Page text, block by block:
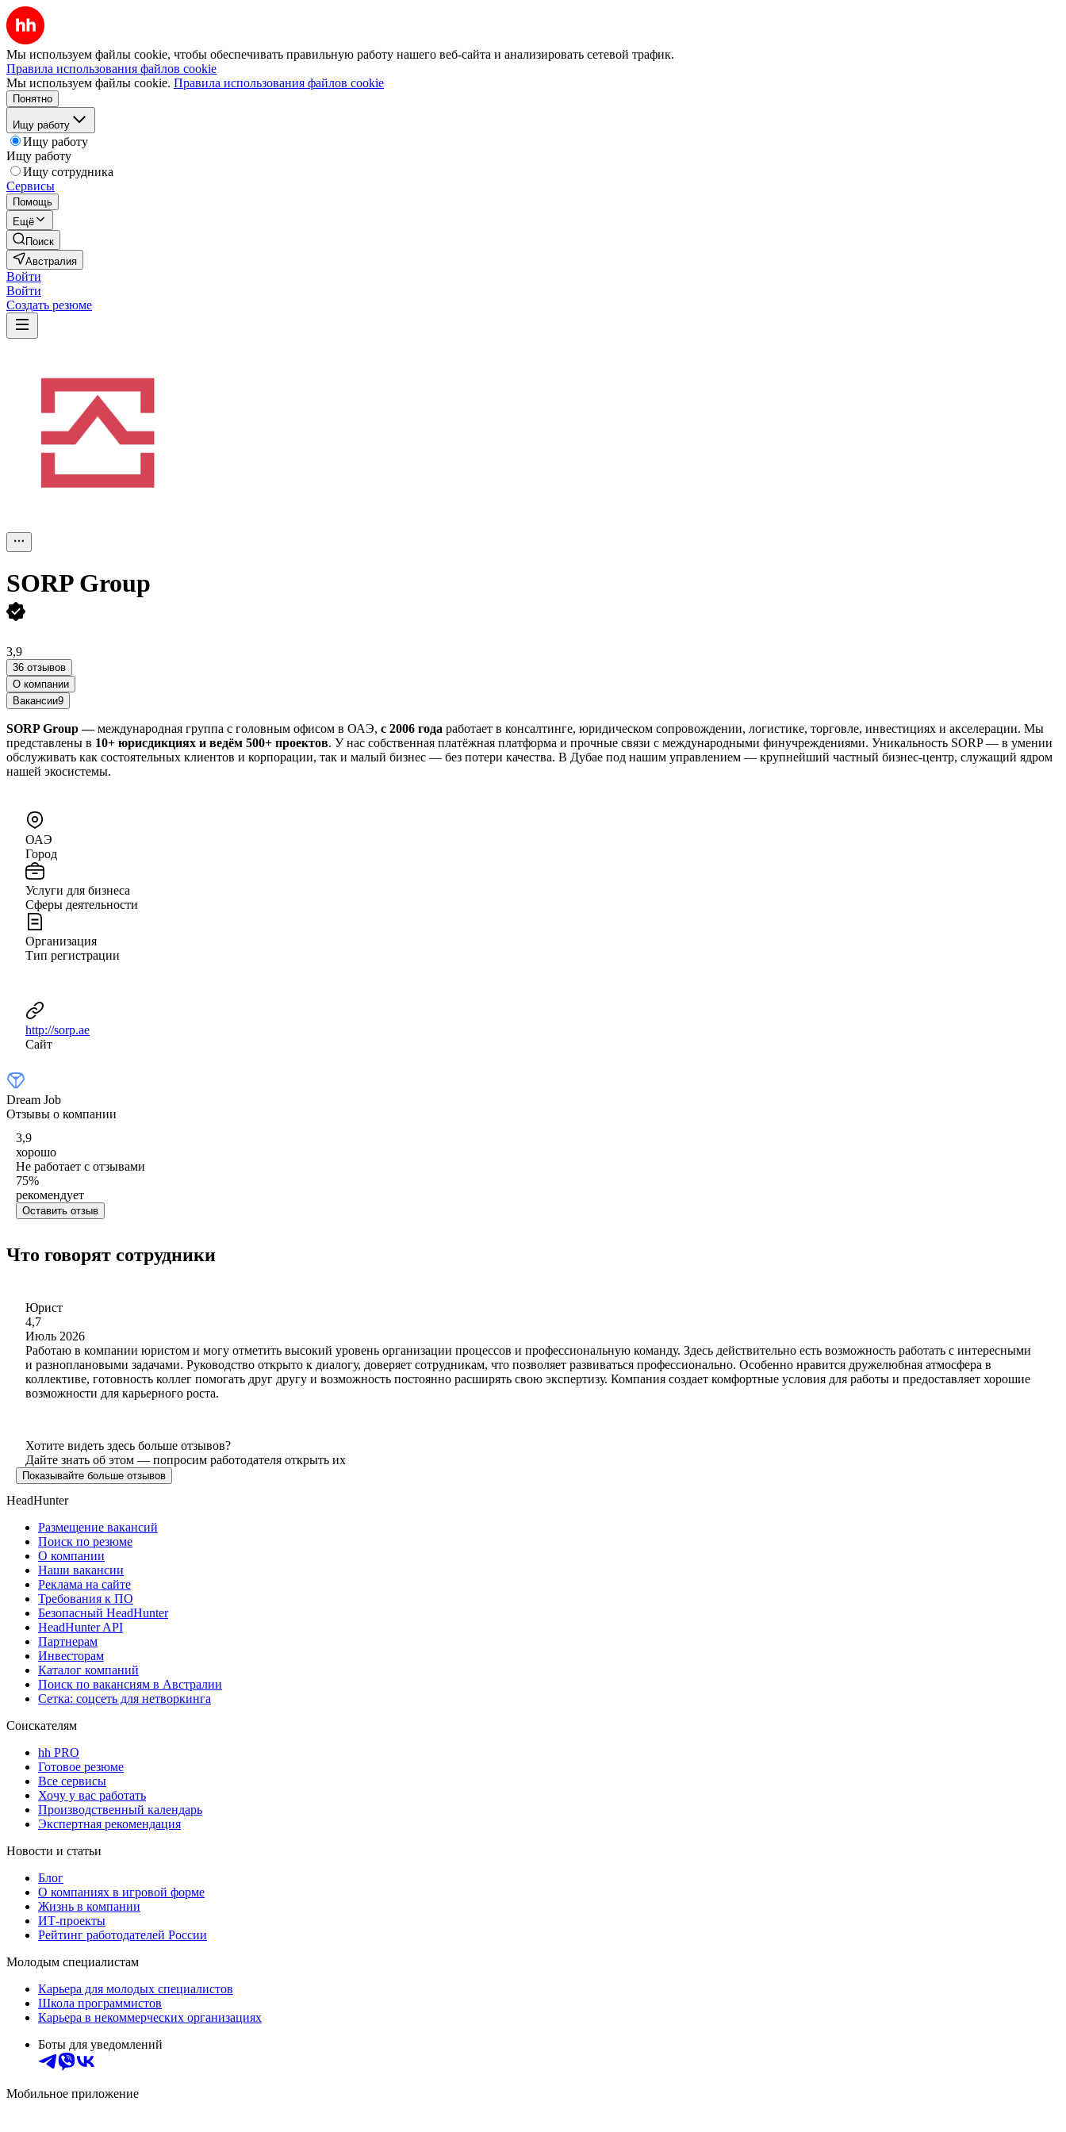
Мы используем файлы cookie, чтобы обеспечивать правильную работу нашего веб-сайта и анализировать сетевой трафик.
Правила использования файлов cookie
Мы используем файлы cookie. Правила использования файлов cookie
Понятно
Ищу работу
Ищу работу
Ищу работу
Ищу сотрудника
Сервисы
Помощь
Ещё
Поиск
Австралия
Войти
Войти
Создать резюме
SORP Group
3,9
36 отзывов
О компании
Вакансии9
SORP Group —международная группа с головным офисом в ОАЭ, с 2006 года работает в консалтинге, юридическом сопровождении, логистике, торговле, инвестициях и акселерации. Мы
представлены в 10+ юрисдикциях и ведём 500+ проектов. У нас собственная платёжная платформа и прочные связи с международными финучреждениями. Уникальность SORP — в умении
обслуживать как состоятельных клиентов и корпорации, так и малый бизнес — без потери качества. В Дубае под нашим управлением — крупнейший частный бизнес-центр, служащий ядром
нашей экосистемы.
ОАЭ
Город
Услуги для бизнеса
Сферы деятельности
Организация
Тип регистрации
http://sorp.ae
Сайт
Dream Job
Отзывы о компании
3,9
хорошо
Не работает с отзывами
75%
рекомендует
Оставить отзыв
Что говорят сотрудники
Юрист
4,7
Июль 2026
Работаю в компании юристом и могу отметить высокий уровень организации процессов и профессиональную команду. Здесь действительно есть возможность работать с интересными
и разноплановыми задачами. Руководство открыто к диалогу, доверяет сотрудникам, что позволяет развиваться профессионально. Особенно нравится дружелюбная атмосфера в
коллективе, готовность коллег помогать друг другу и возможность постоянно расширять свою экспертизу. Компания создает комфортные условия для работы и предоставляет хорошие
возможности для карьерного роста.
Хотите видеть здесь больше отзывов?
Дайте знать об этом — попросим работодателя открыть их
Показывайте больше отзывов
HeadHunter
Размещение вакансий
Поиск по резюме
О компании
Наши вакансии
Реклама на сайте
Требования к ПО
Безопасный HeadHunter
HeadHunter API
Партнерам
Инвесторам
Каталог компаний
Поиск по вакансиям в Австралии
Сетка: соцсеть для нетворкинга
Соискателям
hh PRO
Готовое резюме
Все сервисы
Хочу у вас работать
Производственный календарь
Экспертная рекомендация
Новости и статьи
Блог
О компаниях в игровой форме
Жизнь в компании
ИТ-проекты
Рейтинг работодателей России
Молодым специалистам
Карьера для молодых специалистов
Школа программистов
Карьера в некоммерческих организациях
Боты для уведомлений
Мобильное приложение